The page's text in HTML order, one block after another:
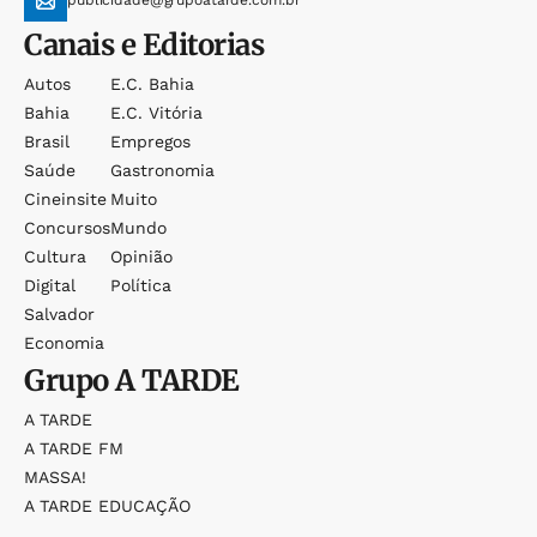
Canais e Editorias
Autos
Bahia
Brasil
Saúde
Cineinsite
Concursos
Cultura
Digital
Salvador
Economia
E.c. Bahia
E.c. Vitória
Empregos
Gastronomia
Muito
Mundo
Opinião
Política
GrupoA TARDE
A TARDE
A TARDE FM
MASSA!
A TARDE EDUCAÇÃO